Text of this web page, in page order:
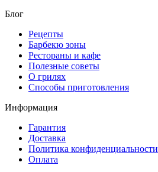
Блог
Рецепты
Барбекю зоны
Рестораны и кафе
Полезные советы
О грилях
Способы приготовления
Информация
Гарантия
Доставка
Политика конфиденциальности
Оплата